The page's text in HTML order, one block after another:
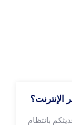
الإنترنت؟
بانتظام